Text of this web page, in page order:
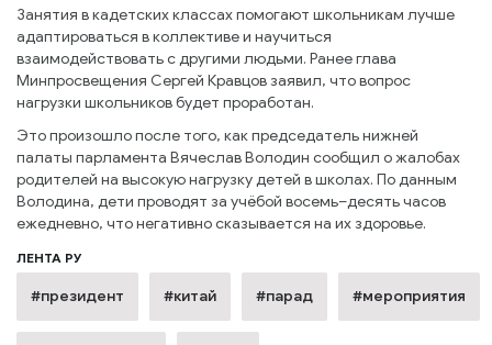
Занятия в кадетских классах помогают школьникам лучше
адаптироваться в коллективе и научиться
взаимодействовать с другими людьми. Ранее глава
Минпросвещения Сергей Кравцов заявил, что вопрос
нагрузки школьников будет проработан.
Это произошло после того, как председатель нижней
палаты парламента Вячеслав Володин сообщил о жалобах
родителей на высокую нагрузку детей в школах. По данным
Володина, дети проводят за учёбой восемь–десять часов
ежедневно, что негативно сказывается на их здоровье.
ЛЕНТА РУ
#президент #китай #парад #мероприятия